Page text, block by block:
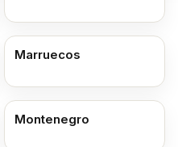
Marruecos
Montenegro